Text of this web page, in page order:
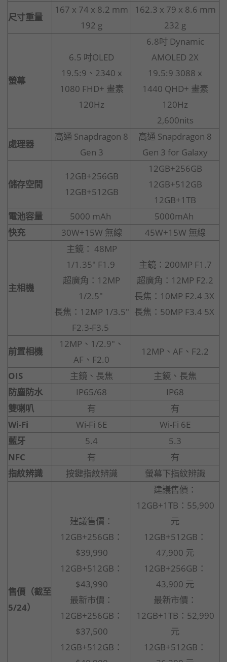
尺寸重量
167 x 74 x 8.2 mm
192 g
162.3 x 79 x 8.6 mm
232 g
螢幕
6.5 吋OLED
19.5:9、2340 x
1080 FHD+ 畫素
120Hz
6.8吋 Dynamic
AMOLED 2X
19.5:9 3088 x
1440 QHD+ 畫素
120Hz
2,600nits
處理器
高通 Snapdragon 8
Gen 3
高通 Snapdragon 8
Gen 3 for Galaxy
儲存空間
12GB+256GB
12GB+512GB
12GB+256GB
12GB+512GB
12GB+1TB
電池容量
5000 mAh
5000mAh
快充
30W+15W 無線 45W+15W 無線
主相機
主鏡： 48MP
1/1.35" F1.9
超廣角：12MP
1/2.5"
長焦：12MP 1/3.5"
F2.3-F3.5
主鏡：200MP F1.7
超廣角：12MP F2.2
長焦：10MP F2.4 3X
長焦：50MP F3.4 5X
前置相機
12MP、1/2.9"、
AF、F2.0
12MP、AF、F2.2
OIS
主鏡、長焦
主鏡、長焦
防塵防水
IP65/68
IP68
雙喇叭
有
有
Wi-Fi
Wi-Fi 6E
Wi-Fi 6E
藍牙
5.4
5.3
NFC
有
有
指紋辨識
按鍵指紋辨識 螢幕下指紋辨識
售價（截至
5/24）
建議售價：
12GB+256GB：
$39,990
12GB+512GB：
$43,990
最新市價：
12GB+256GB：
$37,500
12GB+512GB：
建議售價：
12GB+1TB：55,900
元
12GB+512GB：
47,900 元
12GB+256GB：
43,900 元
最新市價：
12GB+1TB：52,990
元
12GB+512GB：